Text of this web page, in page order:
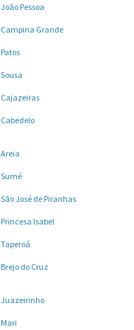
João Pessoa
Campina Grande
Patos
Sousa
Cajazeiras
Cabedelo
Areia
Sumé
São José de Piranhas
Princesa Isabel
Taperoá
Brejo do Cruz
Juazeirinho
Mari